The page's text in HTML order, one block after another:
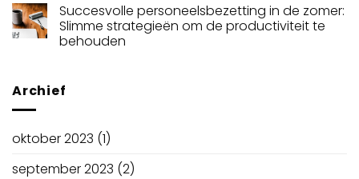
Succesvolle personeelsbezetting in de zomer:
Slimme strategieën om de productiviteit te
behouden
Archief
oktober 2023 (1)
september 2023 (2)